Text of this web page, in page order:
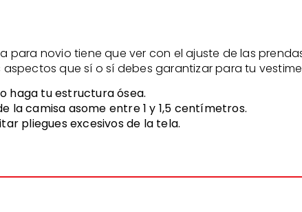
novio tiene que ver con el ajuste de las
que sí o sí debes garantizar para tu
haga tu estructura ósea.
la camisa asome entre 1 y 1,5 centímetros.
pliegues excesivos de la tela.